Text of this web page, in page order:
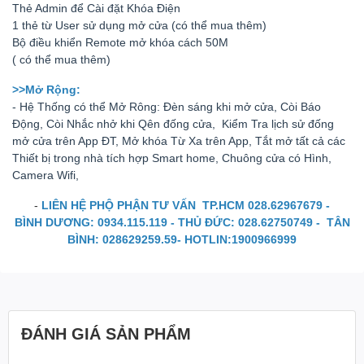
Thẻ Admin để Cài đặt Khóa Điện
1 thẻ từ User sử dụng mở cửa (có thể mua thêm)
Bộ điều khiển Remote mở khóa cách 50M
( có thể mua thêm)
>>Mở Rộng:
- Hệ Thống có thể Mở Rông: Đèn sáng khi mở cửa, Còi Báo
Động, Còi Nhắc nhở khi Qên đống cửa, Kiểm Tra lịch sử đống
mở cửa trên App ĐT, Mở khóa Từ Xa trên App, Tắt mở tất cả các
Thiết bị trong nhà tích hợp Smart home, Chuông cửa có Hình,
Camera Wifi,
- LIÊN HỆ PHỘ PHẬN TƯ VẤN TP.HCM 028.62967679 -
BÌNH DƯƠNG: 0934.115.119 - THỦ ĐỨC: 028.62750749 - TÂN
BÌNH: 028629259.59- HOTLIN:1900966999
ĐÁNH GIÁ SẢN PHẨM